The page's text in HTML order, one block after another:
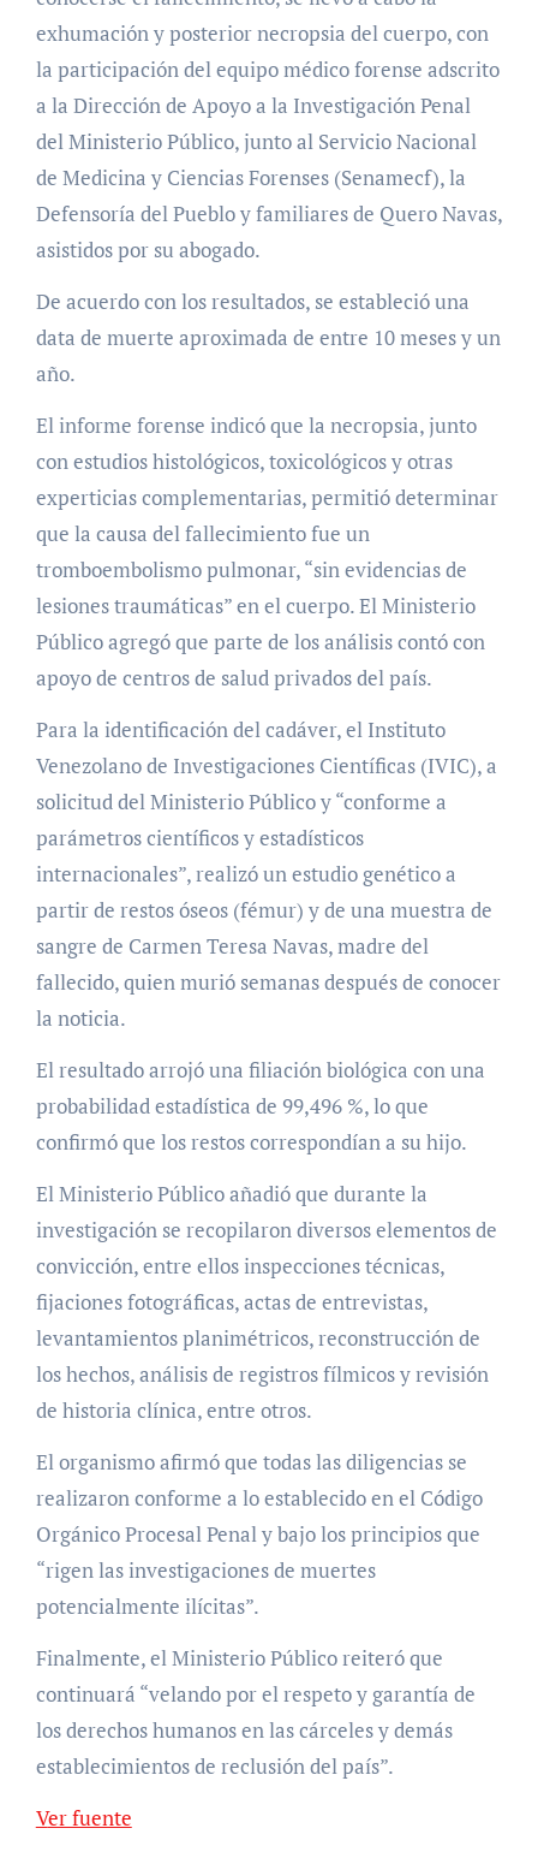
exhumación y posterior necropsia del cuerpo, con
la participación del equipo médico forense adscrito
a la Dirección de Apoyo a la Investigación Penal
del Ministerio Público, junto al Servicio Nacional
de Medicina y Ciencias Forenses (Senamecf), la
Defensoría del Pueblo y familiares de Quero Navas,
asistidos por su abogado.
De acuerdo con los resultados, se estableció una
data de muerte aproximada de entre 10 meses y un
año.
El informe forense indicó que la necropsia, junto
con estudios histológicos, toxicológicos y otras
experticias complementarias, permitió determinar
que la causa del fallecimiento fue un
tromboembolismo pulmonar, “sin evidencias de
lesiones traumáticas” en el cuerpo. El Ministerio
Público agregó que parte de los análisis contó con
apoyo de centros de salud privados del país.
Para la identificación del cadáver, el Instituto
Venezolano de Investigaciones Científicas (IVIC), a
solicitud del Ministerio Público y “conforme a
parámetros científicos y estadísticos
internacionales”, realizó un estudio genético a
partir de restos óseos (fémur) y de una muestra de
sangre de Carmen Teresa Navas, madre del
fallecido, quien murió semanas después de conocer
la noticia.
El resultado arrojó una filiación biológica con una
probabilidad estadística de 99,496 %, lo que
confirmó que los restos correspondían a su hijo.
El Ministerio Público añadió que durante la
investigación se recopilaron diversos elementos de
convicción, entre ellos inspecciones técnicas,
fijaciones fotográficas, actas de entrevistas,
levantamientos planimétricos, reconstrucción de
los hechos, análisis de registros fílmicos y revisión
de historia clínica, entre otros.
El organismo afirmó que todas las diligencias se
realizaron conforme a lo establecido en el Código
Orgánico Procesal Penal y bajo los principios que
“rigen las investigaciones de muertes
potencialmente ilícitas”.
Finalmente, el Ministerio Público reiteró que
continuará “velando por el respeto y garantía de
los derechos humanos en las cárceles y demás
establecimientos de reclusión del país”.
Ver fuente